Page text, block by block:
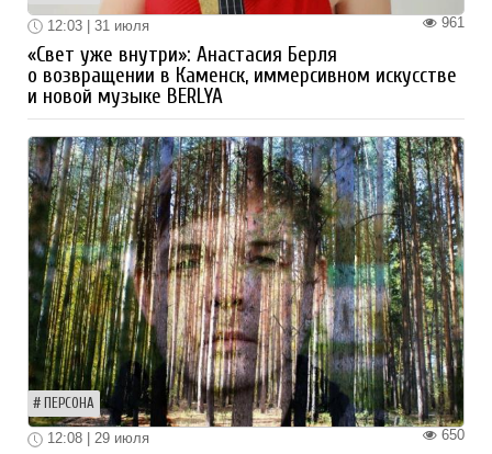
961
12:03 | 31 июля
«Свет уже внутри»: Анастасия Берля
о возвращении в Каменск, иммерсивном искусстве
и новой музыке BERLYA
ПЕРСОНА
650
12:08 | 29 июля